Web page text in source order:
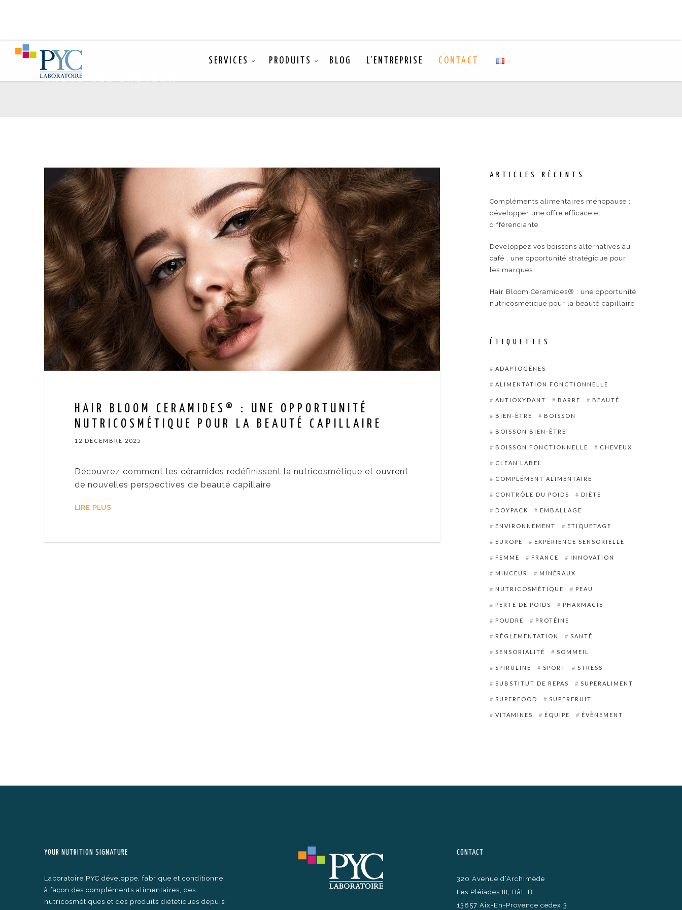
SERVICES PRODUITS BLOG L’ENTREPRISE CONTACT
chute des cheveux
HAIR BLOOM CERAMIDES® : UNE OPPORTUNITÉ
NUTRICOSMÉTIQUE POUR LA BEAUTÉ CAPILLAIRE
12 DÉCEMBRE 2025
Découvrez comment les céramides redéfinissent la nutricosmétique et ouvrent
de nouvelles perspectives de beauté capillaire
LIRE PLUS
ARTICLES RÉCENTS
Compléments alimentaires ménopause :
développer une offre efficace et
différenciante
Développez vos boissons alternatives au
café : une opportunité stratégique pour
les marques
Hair Bloom Ceramides® : une opportunité
nutricosmétique pour la beauté capillaire
ÉTIQUETTES
ADAPTOGÈNES
ALIMENTATION FONCTIONNELLE
ANTIOXYDANT BARRE BEAUTÉ
BIEN-ÊTRE BOISSON
BOISSON BIEN-ÊTRE
BOISSON FONCTIONNELLE CHEVEUX
CLEAN LABEL
COMPLÉMENT ALIMENTAIRE
CONTRÔLE DU POIDS DIÈTE
DOYPACK EMBALLAGE
ENVIRONNEMENT ETIQUETAGE
EUROPE EXPÉRIENCE SENSORIELLE
FEMME FRANCE INNOVATION
MINCEUR MINÉRAUX
NUTRICOSMÉTIQUE PEAU
PERTE DE POIDS PHARMACIE
POUDRE PROTÉINE
RÉGLEMENTATION SANTÉ
SENSORIALITÉ SOMMEIL
SPIRULINE SPORT STRESS
SUBSTITUT DE REPAS SUPERALIMENT
SUPERFOOD SUPERFRUIT
VITAMINES ÉQUIPE ÉVÈNEMENT
YOUR NUTRITION SIGNATURE
Laboratoire PYC développe, fabrique et conditionne
à façon des compléments alimentaires, des
nutricosmétiques et des produits diététiques depuis
CONTACT
320 Avenue d’Archimède
Les Pléiades III, Bât. B
13857 Aix-En-Provence cedex 3